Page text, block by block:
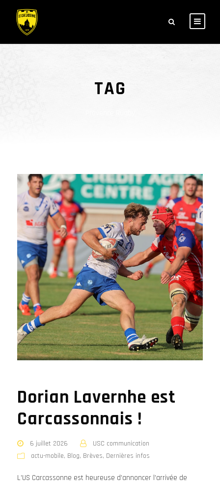
TAG
Dorian Lavernhe est
Carcassonnais !
6 juillet 2026
USC communication
actu-mobile, Blog, Brèves, Dernières infos
L’US Carcassonne est heureuse d’annoncer l’arrivée de